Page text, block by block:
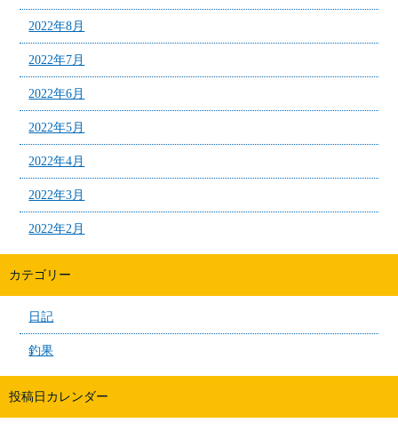
2022年8月
2022年7月
2022年6月
2022年5月
2022年4月
2022年3月
2022年2月
カテゴリー
日記
釣果
投稿日カレンダー